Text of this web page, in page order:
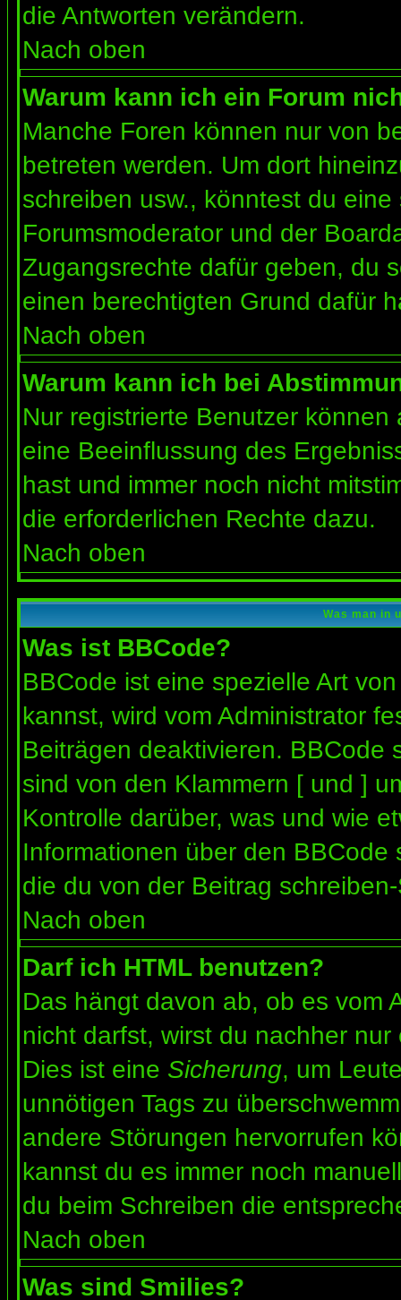
die Antworten verändern.
Nach oben
Warum kann ich ein Forum
Manche Foren können nur von
betreten werden. Um dort
schreiben usw., könntest du
Forumsmoderator und der
Zugangsrechte dafür geben, du
einen berechtigten Grund dafür
Nach oben
Warum kann ich bei
Nur registrierte Benutzer
eine Beeinflussung des
hast und immer noch nicht
die erforderlichen Rechte dazu.
Nach oben
Was man in
Was ist BBCode?
BBCode ist eine spezielle Art
kannst, wird vom Administrator
Beiträgen deaktivieren. BBCode
sind von den Klammern [ und ]
Kontrolle darüber, was und wie
Informationen über den
die du von der Beitrag
Nach oben
Darf ich HTML benutzen?
Das hängt davon ab, ob es vom
nicht darfst, wirst du nachher
Dies ist eine Sicherung, um
unnötigen Tags zu
andere Störungen hervorrufen
kannst du es immer noch
du beim Schreiben die
Nach oben
Was sind Smilies?